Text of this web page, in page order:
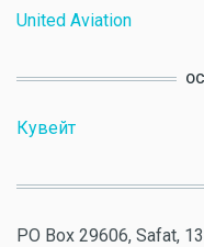
United Aviation
Кувейт
PO Box 29606, Safat,